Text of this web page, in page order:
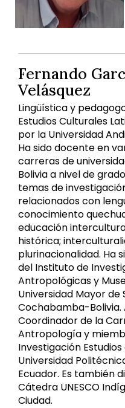
Fernando
Velásquez
Lingüística y
Estudios Culturales
por la Universidad
Ha sido docente en
carreras de
Bolivia a nivel de
temas de
relacionados con
conocimiento
educación
histórica;
plurinacionalidad. Ha
del Instituto de
Antropológicas y
Universidad Mayor de
Cochabamba-
Coordinador de la
Antropología y
Investigación
Universidad
Ecuador. Es también
Cátedra UNESCO
Ciudad.